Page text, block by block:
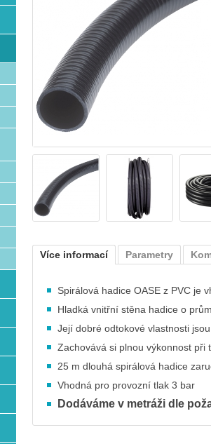
Více informací Parametry
Spirálová hadice OASE z PVC je
Hladká vnitřní stěna hadice o
Její dobré odtokové vlastnosti
Zachovává si plnou výkonnost při
25 m dlouhá spirálová hadice
Vhodná pro provozní tlak 3 bar
Dodáváme v metráži dle